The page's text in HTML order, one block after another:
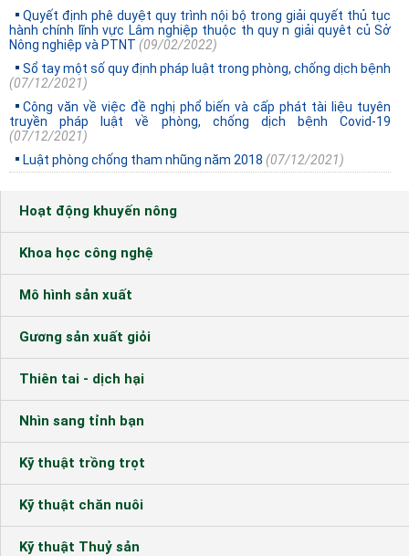
Quyết định phê duyệt quy trình nội bộ trong giải quyết thủ tục
hành chính lĩnh vực Lâm nghiệp thuộc th quy n giải quyêt củ Sở
Nông nghiệp và PTNT (09/02/2022)
Sổ tay một số quy định pháp luật trong phòng, chống dịch bệnh
(07/12/2021)
Công văn về việc đề nghị phổ biến và cấp phát tài liệu tuyên
truyền pháp luật về phòng, chống dịch bệnh Covid-19
(07/12/2021)
Luật phòng chống tham nhũng năm 2018 (07/12/2021)
Hoạt động khuyến nông
Khoa học công nghệ
Mô hình sản xuất
Gương sản xuất giỏi
Thiên tai - dịch hại
Nhìn sang tỉnh bạn
Kỹ thuật trồng trọt
Kỹ thuật chăn nuôi
Kỹ thuật Thuỷ sản